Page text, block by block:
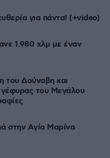
για πάντα! (+video)
1.980 χλμ με έναν
του Δούναβη και
γέφυρας του Μεγάλου
στην Aγία Μαρίνα